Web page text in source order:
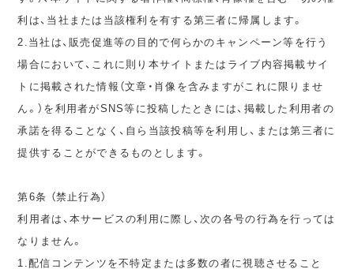
利は、当社または当該権利を有する第三者に帰属します。
2.当社は、販売促進等の目的で何らかのキャンペーン等を行う
場合において、これに則り本サイトまたはライブ内容掲載サイ
トに掲載された情報（文章・肖像を含みますがこれに限りませ
ん。）を利用者がSNS等に投稿したときには、掲載した利用者の
承諾を得ることなく、自ら当該投稿等を利用し、または第三者に
提供することができるものとします。
第6条 （禁止行為）
利用者は、本サービスの利用に際し、次の各号の行為を行っては
なりません。
1.配信コンテンツを不特定または多数の者に視聴させること